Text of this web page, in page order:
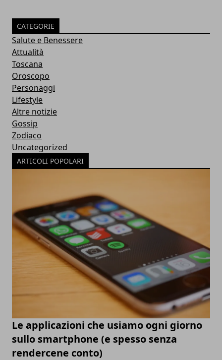
CATEGORIE
Salute e Benessere
Attualità
Toscana
Oroscopo
Personaggi
Lifestyle
Altre notizie
Gossip
Zodiaco
Uncategorized
ARTICOLI POPOLARI
Le applicazioni che usiamo ogni giorno
sullo smartphone (e spesso senza
rendercene conto)